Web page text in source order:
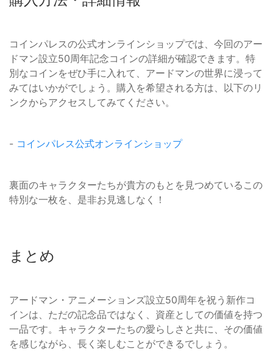
コインパレスの公式オンラインショップでは、今回のアー
ドマン設立50周年記念コインの詳細が確認できます。特
別なコインをぜひ手に入れて、アードマンの世界に浸って
みてはいかがでしょう。購入を希望される方は、以下のリ
ンクからアクセスしてみてください。
- コインパレス公式オンラインショップ
裏面のキャラクターたちが貴方のもとを見つめているこの
特別な一枚を、是非お見逃しなく！
まとめ
アードマン・アニメーションズ設立50周年を祝う新作コ
インは、ただの記念品ではなく、資産としての価値を持つ
一品です。キャラクターたちの愛らしさと共に、その価値
を感じながら、長く楽しむことができるでしょう。